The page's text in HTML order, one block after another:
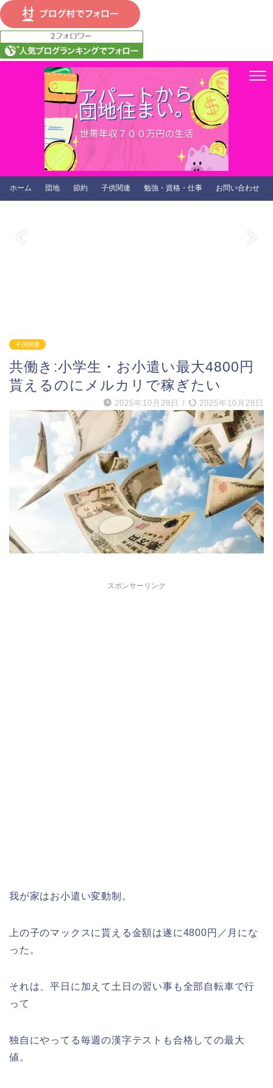
ホーム 団地 節約 子供関連 勉強・資格・仕事 お問い合わせ
子供関連
共働き:小学生・お小遣い最大4800円
貰えるのにメルカリで稼ぎたい
2025年10月28日 / 2025年10月28日
スポンサーリンク
我が家はお小遣い変動制。
上の子のマックスに貰える金額は遂に4800円／月にな
った。
それは、平日に加えて土日の習い事も全部自転車で行
って
独自にやってる毎週の漢字テストも合格しての最大
値。